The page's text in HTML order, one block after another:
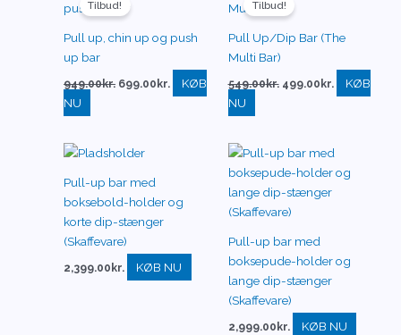
Tilbud!
Pull up, chin up og push
up bar
949.00kr.
pris
949.00kr..
699.00 kr.
699.00kr..
KØB
NU
Tilbud!
Pull Up/Dip Bar (The
Multi Bar)
549.00kr.
pris
549.00kr..
499.00 kr.
499.00kr..
KØB
NU
Pull-up bar med
boksebold-holder og
korte dip-stænger
(Skaffevare)
2,399.00 kr. KØB NU
Pull-up bar med
boksepude-holder og
lange dip-stænger
(Skaffevare)
2,999.00 kr. KØB NU